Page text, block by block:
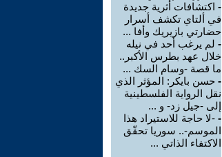
- اكتشافات أثرية جديدة
في ألتاي تكشف أسرار
حضارتي بازيريك وأفا ...
- لم يرغب أحد في نيله
خلال عهد بطرس الأكبر..
ما قصة -وسام السك ...
- حسن بايكر: المؤثر الذي
نقل الرواية الفلسطينية
إلى -جيل زد- و ...
- -لا حاجة للاستيراد هذا
الموسم-.. سوريا تحقّق
الاكتفاء الذاتي ...